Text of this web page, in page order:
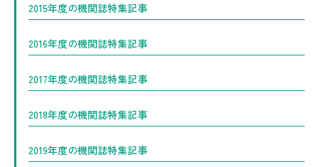
2015年度の機関誌特集記事
2016年度の機関誌特集記事
2017年度の機関誌特集記事
2018年度の機関誌特集記事
2019年度の機関誌特集記事